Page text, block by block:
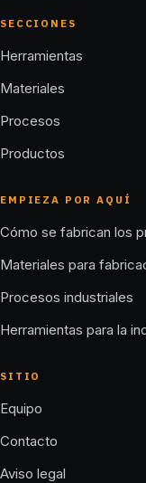
SECCIONES
Herramientas
Materiales
Procesos
Productos
EMPIEZA POR AQUÍ
Cómo se fabrican los
Materiales para
Procesos industriales
Herramientas para la
SITIO
Equipo
Contacto
Aviso legal